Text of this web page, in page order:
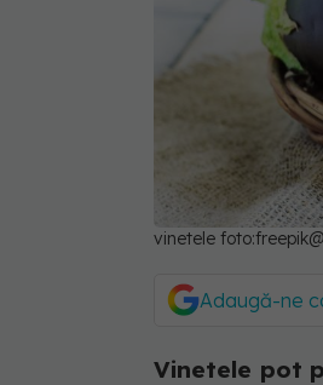
vinetele
Adaugă-ne
Vinetele pot